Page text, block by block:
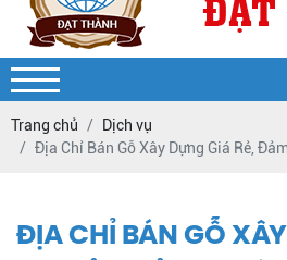
Trang chủ
Dịch vụ
Địa Chỉ Bán Gỗ Xây Dựng Giá Rẻ,
ĐỊA CHỈ BÁN GỖ